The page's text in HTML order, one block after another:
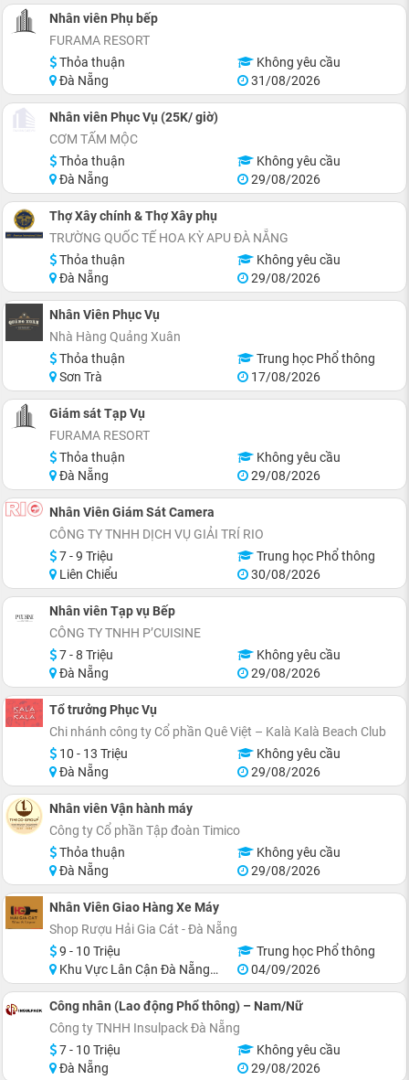
Nhân viên Phụ bếp
FURAMA RESORT
Thỏa thuận
Không yêu cầu
Đà Nẵng
31/08/2026
Nhân viên Phục Vụ (25K/ giờ)
CƠM TẤM MỘC
Thỏa thuận
Không yêu cầu
Đà Nẵng
29/08/2026
Thợ Xây chính & Thợ Xây phụ
TRƯỜNG QUỐC TẾ HOA KỲ APU ĐÀ NẴNG
Thỏa thuận
Không yêu cầu
Đà Nẵng
29/08/2026
Nhân Viên Phục Vụ
Nhà Hàng Quảng Xuân
Thỏa thuận
Trung học Phổ thông
Sơn Trà
17/08/2026
Giám sát Tạp Vụ
FURAMA RESORT
Thỏa thuận
Không yêu cầu
Đà Nẵng
29/08/2026
Nhân Viên Giám Sát Camera
CÔNG TY TNHH DỊCH VỤ GIẢI TRÍ RIO
7 - 9 Triệu
Trung học Phổ thông
Liên Chiểu
30/08/2026
Nhân viên Tạp vụ Bếp
CÔNG TY TNHH P’CUISINE
7 - 8 Triệu
Không yêu cầu
Đà Nẵng
29/08/2026
Tổ trưởng Phục Vụ
Chi nhánh công ty Cổ phần Quê Việt – Kalà Kalà Beach Club
10 - 13 Triệu
Không yêu cầu
Đà Nẵng
29/08/2026
Nhân viên Vận hành máy
Công ty Cổ phần Tập đoàn Timico
Thỏa thuận
Không yêu cầu
Đà Nẵng
29/08/2026
Nhân Viên Giao Hàng Xe Máy
Shop Rượu Hải Gia Cát - Đà Nẵng
9 - 10 Triệu
Trung học Phổ thông
Khu Vực Lân Cận Đà Nẵng, Ngũ Hành Sơn
04/09/2026
Công nhân (Lao động Phổ thông) – Nam/Nữ
Công ty TNHH Insulpack Đà Nẵng
7 - 10 Triệu
Không yêu cầu
Đà Nẵng
29/08/2026